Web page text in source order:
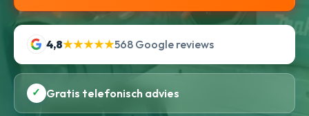
4,8★★★★★568 Google reviews
✓ Gratis telefonisch advies